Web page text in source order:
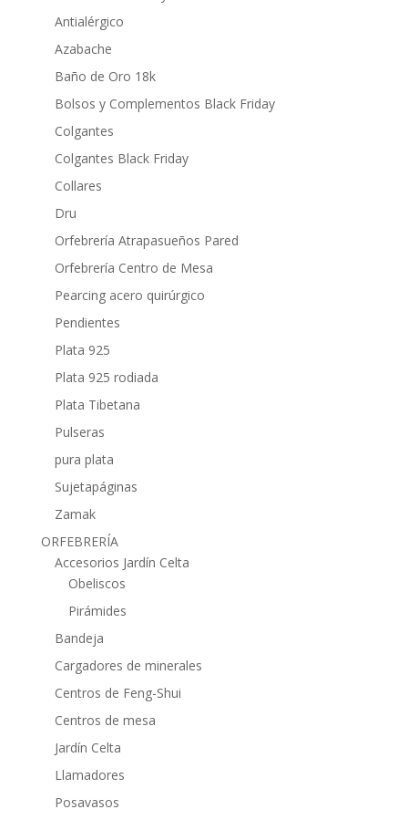
Antialérgico
Azabache
Baño de Oro 18k
Bolsos y Complementos Black Friday
Colgantes
Colgantes Black Friday
Collares
Dru
Orfebrería Atrapasueños Pared
Orfebrería Centro de Mesa
Pearcing acero quirúrgico
Pendientes
Plata 925
Plata 925 rodiada
Plata Tibetana
Pulseras
pura plata
Sujetapáginas
Zamak
ORFEBRERÍA
Accesorios Jardín Celta
Obeliscos
Pirámides
Bandeja
Cargadores de minerales
Centros de Feng-Shui
Centros de mesa
Jardín Celta
Llamadores
Posavasos